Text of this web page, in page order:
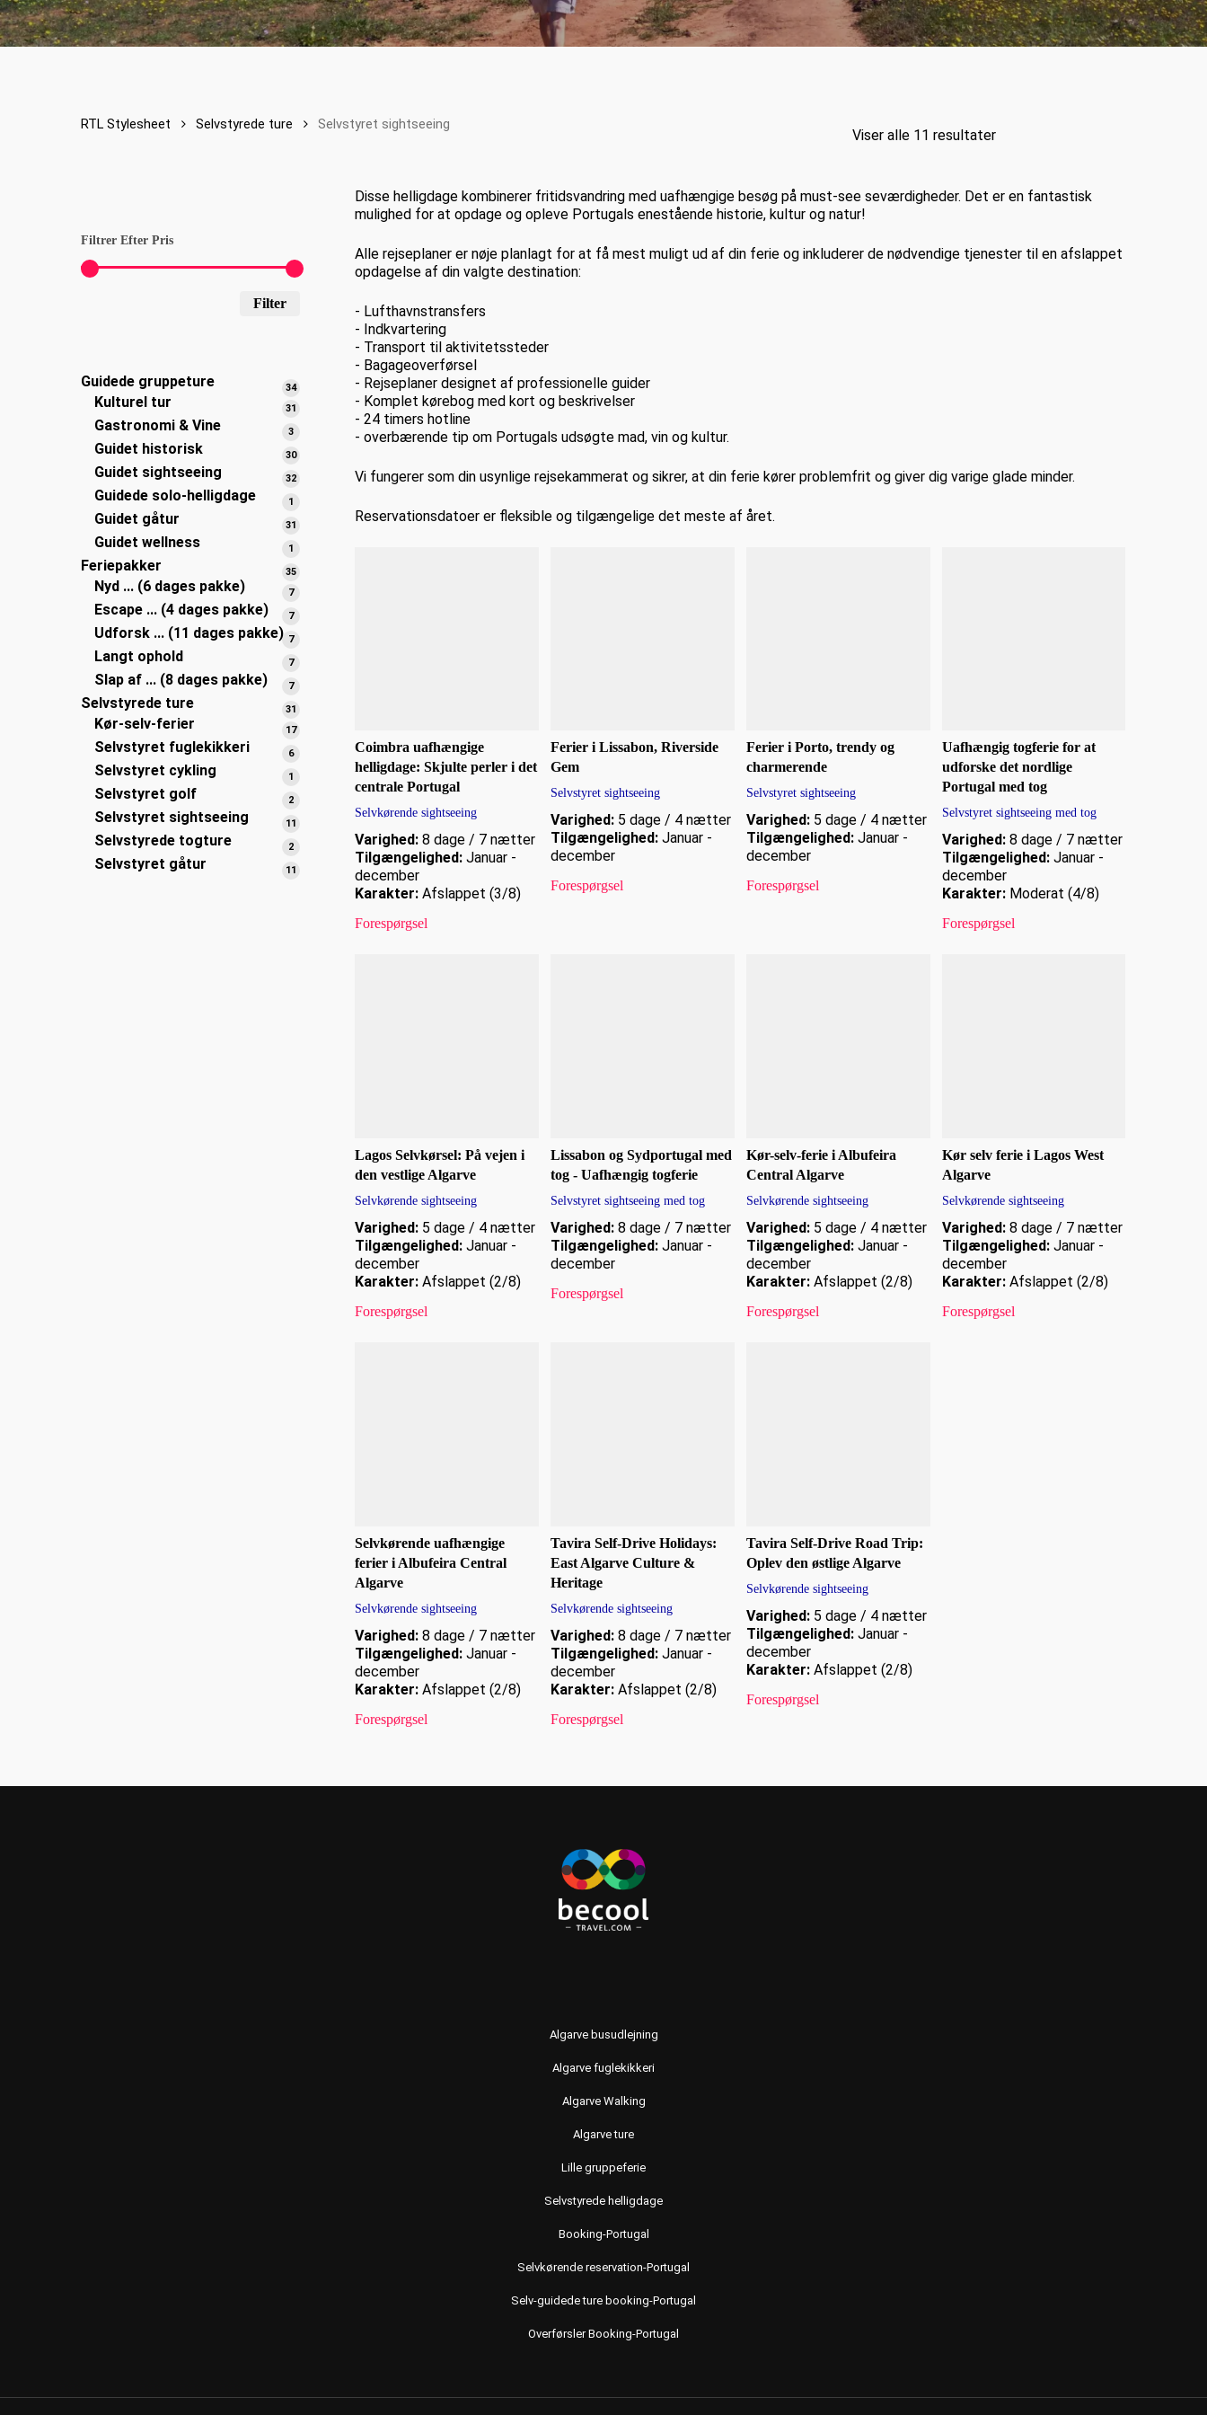
Viser alle 11 resultater
RTL Stylesheet Selvstyrede ture Selvstyret sightseeing
Filtrer Efter Pris
Filter
Guidede gruppeture 3434
Kulturel tur 31
Gastronomi & Vine 33
Guidet historisk 3030
Guidet sightseeing 3232
Guidede solo-helligdage 1
Guidet gåtur 31
Guidet wellness 1
Feriepakker 3535
Nyd ... (6 dages pakke) 77
Escape ... (4 dages pakke) 77
Udforsk ... (11 dages pakke) 77
Langt ophold 77
Slap af ... (8 dages pakke) 77
Selvstyrede ture 31
varer
Kør-selv-ferier 1717
Selvstyret fuglekikkeri 66
Selvstyret cykling 1
Selvstyret golf 22
Selvstyret sightseeing 11
Selvstyrede togture 22
Selvstyret gåtur 11
Disse helligdage kombinerer fritidsvandring med uafhængige besøg på must-see seværdigheder. Det er en fantastisk
mulighed for at opdage og opleve Portugals enestående historie, kultur og natur!
Alle rejseplaner er nøje planlagt for at få mest muligt ud af din ferie og inkluderer de nødvendige tjenester til en afslappet
opdagelse af din valgte destination:
- Lufthavnstransfers
- Indkvartering
- Transport til aktivitetssteder
- Bagageoverførsel
- Rejseplaner designet af professionelle guider
- Komplet kørebog med kort og beskrivelser
- 24 timers hotline
- overbærende tip om Portugals udsøgte mad, vin og kultur.
Vi fungerer som din usynlige rejsekammerat og sikrer, at din ferie kører problemfrit og giver dig varige glade minder.
Reservationsdatoer er fleksible og tilgængelige det meste af året.
Coimbra uafhængige
helligdage: Skjulte perler i det
centrale Portugal
Selvkørende sightseeing
Varighed: 8 dage / 7 nætter
Tilgængelighed: Januar -
december
Karakter: Afslappet (3/8)
Forespørgsel
Ferier i Lissabon, Riverside
Gem
Selvstyret sightseeing
Varighed: 5 dage / 4 nætter
Tilgængelighed: Januar -
december
Forespørgsel
Ferier i Porto, trendy og
charmerende
Selvstyret sightseeing
Varighed:5 dage / 4 nætter
Tilgængelighed:Januar -
december
Forespørgsel
Uafhængig togferie for at
udforske det nordlige
Portugal med tog
Selvstyret sightseeing med tog
Varighed:8 dage / 7 nætter
Tilgængelighed:Januar -
december
Karakter:Moderat (4/8)
Forespørgsel
Lagos Selvkørsel: På vejen i
den vestlige Algarve
Selvkørende sightseeing
Varighed: 5 dage / 4 nætter
Tilgængelighed: Januar -
december
Karakter: Afslappet (2/8)
Forespørgsel
Lissabon og Sydportugal med
tog - Uafhængig togferie
Selvstyret sightseeing med tog
Varighed: 8 dage / 7 nætter
Tilgængelighed: Januar -
december
Forespørgsel
Kør-selv-ferie i Albufeira
Central Algarve
Selvkørende sightseeing
Varighed:5 dage / 4 nætter
Tilgængelighed:Januar -
december
Karakter:Afslappet (2/8)
Forespørgsel
Kør selv ferie i Lagos West
Algarve
Selvkørende sightseeing
Varighed:8 dage / 7 nætter
Tilgængelighed:Januar -
december
Karakter:Afslappet (2/8)
Forespørgsel
Selvkørende uafhængige
ferier i Albufeira Central
Algarve
Selvkørende sightseeing
Varighed: 8 dage / 7 nætter
Tilgængelighed: Januar -
december
Karakter: Afslappet (2/8)
Forespørgsel
Tavira Self-Drive Holidays:
East Algarve Culture &
Heritage
Selvkørende sightseeing
Varighed: 8 dage / 7 nætter
Tilgængelighed: Januar -
december
Karakter: Afslappet (2/8)
Forespørgsel
Tavira Self-Drive Road Trip:
Oplev den østlige Algarve
Selvkørende sightseeing
Varighed:5 dage / 4 nætter
Tilgængelighed:Januar -
december
Karakter:Afslappet (2/8)
Forespørgsel
Algarve busudlejning
Algarve fuglekikkeri
Algarve Walking
Algarve ture
Lille gruppeferie
Selvstyrede helligdage
Booking-Portugal
Selvkørende reservation-Portugal
Selv-guidede ture booking-Portugal
Overførsler Booking-Portugal